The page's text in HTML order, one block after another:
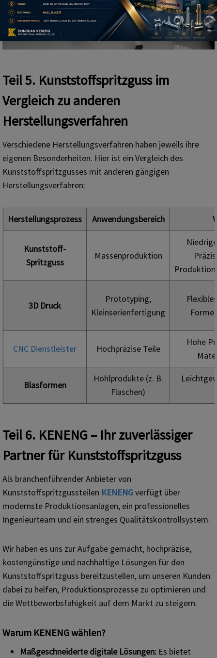
Teil 5. Kunststoffspritzguss im
Vergleich zu anderen
Herstellungsverfahren
Verschiedene Herstellungsverfahren haben jeweils ihre
eigenen Besonderheiten. Hier ist ein Vergleich des
Kunststoffspritzgusses mit anderen gängigen
Herstellungsverfahren:
Herstellungsprozess Anwendungsbereich
Kunststoff-
Spritzguss
Massenproduktion
3D Druck
Prototyping,
Kleinserienfertigung
CNC Dienstleister Hochpräzise Teile
Hohe
Blasformen
Hohlprodukte (z. B.
Flaschen)
Teil 6. KENENG – Ihr zuverlässiger
Partner für Kunststoffspritzguss
Als branchenführender Anbieter von
Kunststoffspritzgussteilen KENENGverfügt über
modernste Produktionsanlagen, ein professionelles
Ingenieurteam und ein strenges Qualitätskontrollsystem.
Wir haben es uns zur Aufgabe gemacht, hochpräzise, ​​
kostengünstige und nachhaltige Lösungen für den
Kunststoffspritzguss bereitzustellen, um unseren Kunden
dabei zu helfen, Produktionsprozesse zu optimieren und
die Wettbewerbsfähigkeit auf dem Markt zu steigern.
Warum KENENG wählen?
Maßgeschneiderte digitale Lösungen: Es bietet